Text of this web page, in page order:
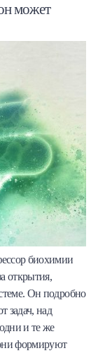
может
биохимии
открытия,
Он подробно
задач, над
и те же
формируют